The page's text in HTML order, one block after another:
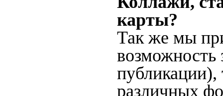
карты?
Так же мы
возможность
публикации),
различных